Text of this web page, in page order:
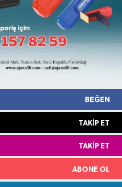
BEĞEN
TAKIP ET
TAKIP ET
ABONE OL